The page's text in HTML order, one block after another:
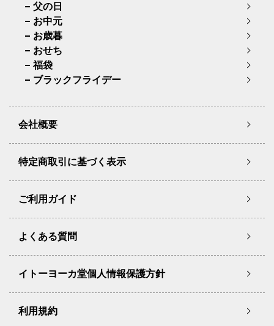
父の日
お中元
お歳暮
おせち
福袋
ブラックフライデー
会社概要
特定商取引に基づく表示
ご利用ガイド
よくある質問
イトーヨーカ堂個人情報保護方針
利用規約